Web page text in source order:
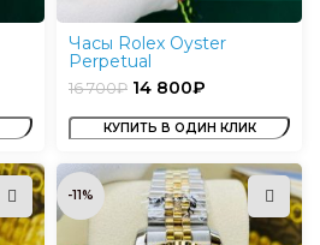
Часы Rolex Oyster
Perpetual
16 700₽ 14 800₽
КУПИТЬ В ОДИН КЛИК
-11%